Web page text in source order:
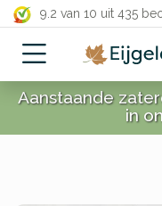
9.2 van 10 uit 435
close
Aanstaande
in